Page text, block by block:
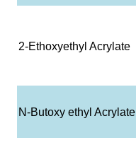
2-Ethoxyethyl Acrylate
N-Butoxy ethyl Acrylate